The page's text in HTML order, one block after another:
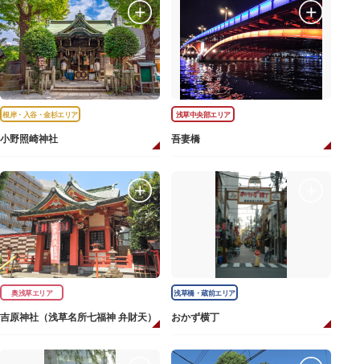
根岸・入谷・金杉エリア
小野照崎神社
浅草中央部エリア
吾妻橋
奥浅草エリア
吉原神社（浅草名所七福神 弁財天）
浅草橋・蔵前エリア
おかず横丁